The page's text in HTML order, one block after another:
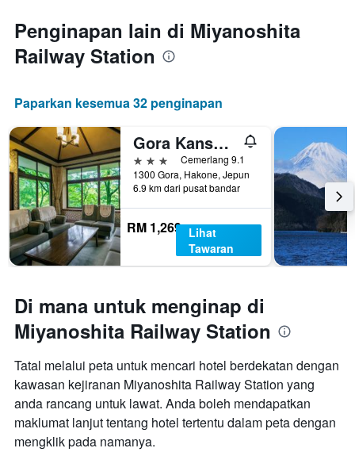
Penginapan lain di Miyanoshita
Railway Station
Paparkan kesemua 32 penginapan
Gora Kansuiro
3 bintangCemerlang 9.1
1300 Gora, Hakone, Jepun
6.9 km dari pusat bandar
RM 1,269 Lihat
Tawaran
Di mana untuk menginap di
Miyanoshita Railway Station
Tatal melalui peta untuk mencari hotel berdekatan dengan
kawasan kejiranan Miyanoshita Railway Station yang
anda rancang untuk lawat. Anda boleh mendapatkan
maklumat lanjut tentang hotel tertentu dalam peta dengan
mengklik pada namanya.